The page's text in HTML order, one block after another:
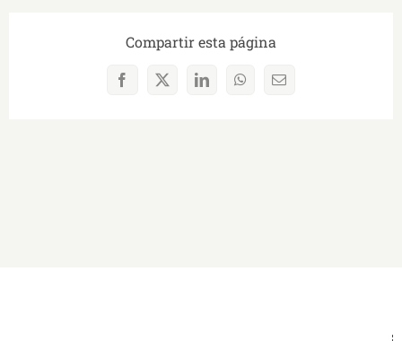
Compartir esta página
Facebook
X LinkedInWhatsAppCorreo